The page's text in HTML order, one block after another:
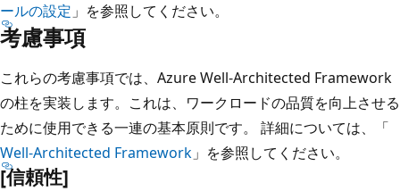
ールの設定 」を参照してください。
考慮事項
これらの考慮事項では、Azure Well-Architected Framework
の柱を実装します。これは、ワークロードの品質を向上させる
ために使用できる一連の基本原則です。 詳細については、「
Well-Architected Framework 」を参照してください。
[信頼性]